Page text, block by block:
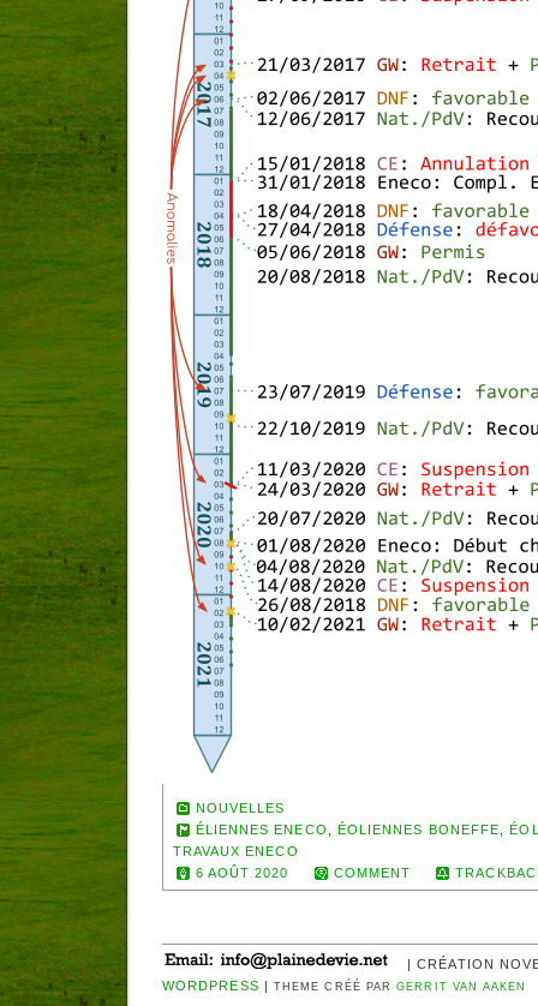
NOUVELLES
ÉLIENNES ENECO
ÉOLIENNES BONEFFE ,
TRAVAUX ENECO
6 AOÛT 2020
COMMENT
| CRÉATION
WORDPRESS
THEME CRÉÉ PARGERRIT VAN AAKEN